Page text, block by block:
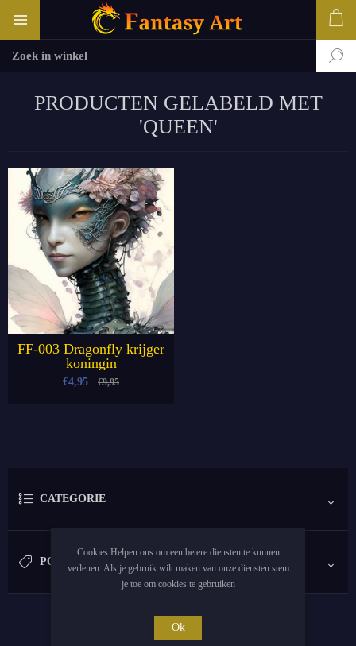
PRODUCTEN GELABELD MET
'QUEEN'
FF-003 Dragonfly krijger
koningin
€4,95 €9,95
CATEGORIE
POPULAIRE LABELS
Cookies Helpen ons om een betere diensten te kunnen
verlenen. Als je gebruik wilt maken van onze diensten stem
je toe om cookies te gebruiken
Ok